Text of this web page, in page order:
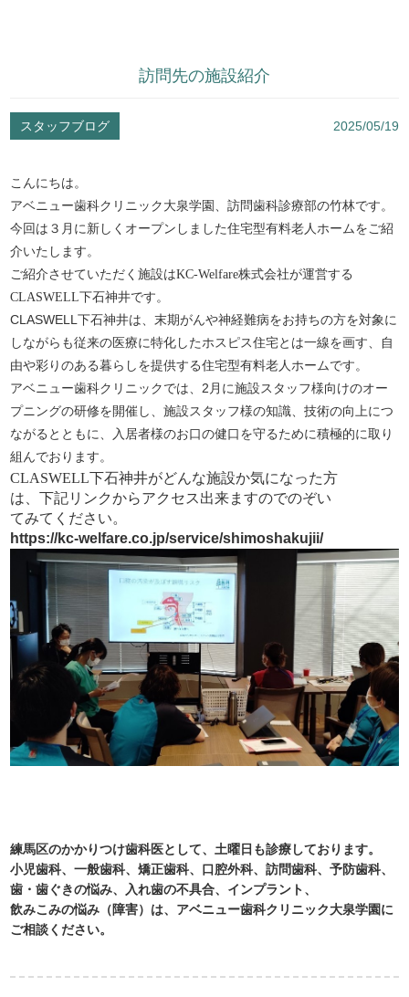
訪問先の施設紹介
スタッフブログ 2025/05/19
こんにちは。
アベニュー歯科クリニック大泉学園、訪問歯科診療部の竹林です。
今回は３月に新しくオープンしました住宅型有料老人ホームをご紹
介いたします。
ご紹介させていただく施設はKC-Welfare株式会社が運営する
CLASWELL下石神井です。
CLASWELL下石神井は、末期がんや神経難病をお持ちの方を対象に
しながらも従来の医療に特化したホスピス住宅とは一線を画す、自
由や彩りのある暮らしを提供する住宅型有料老人ホームです。
アベニュー歯科クリニックでは、 2 月に施設スタッフ様向けのオー
プニングの研修を開催し、施設スタッフ様の知識、技術の向上につ
ながるとともに、入居者様のお口の健口を守るために積極的に取り
組んでおります。
CLASWELL下石神井がどんな施設か気になった方
は、下記リンクからアクセス出来ますのでのぞい
てみてください。
https://kc-welfare.co.jp/service/shimoshakujii/
練馬区のかかりつけ歯科医として、土曜日も診療しております。
小児歯科、一般歯科、矯正歯科、口腔外科、訪問歯科、予防歯科、
歯・歯ぐきの悩み、入れ歯の不具合、インプラント、
飲みこみの悩み（障害）は、アベニュー歯科クリニック大泉学園に
ご相談ください。